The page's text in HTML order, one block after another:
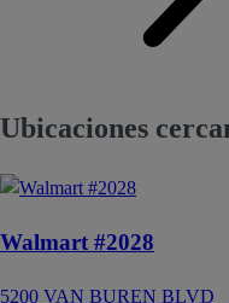
Ubicaciones
Walmart #2028
5200 VAN BUREN BLVD